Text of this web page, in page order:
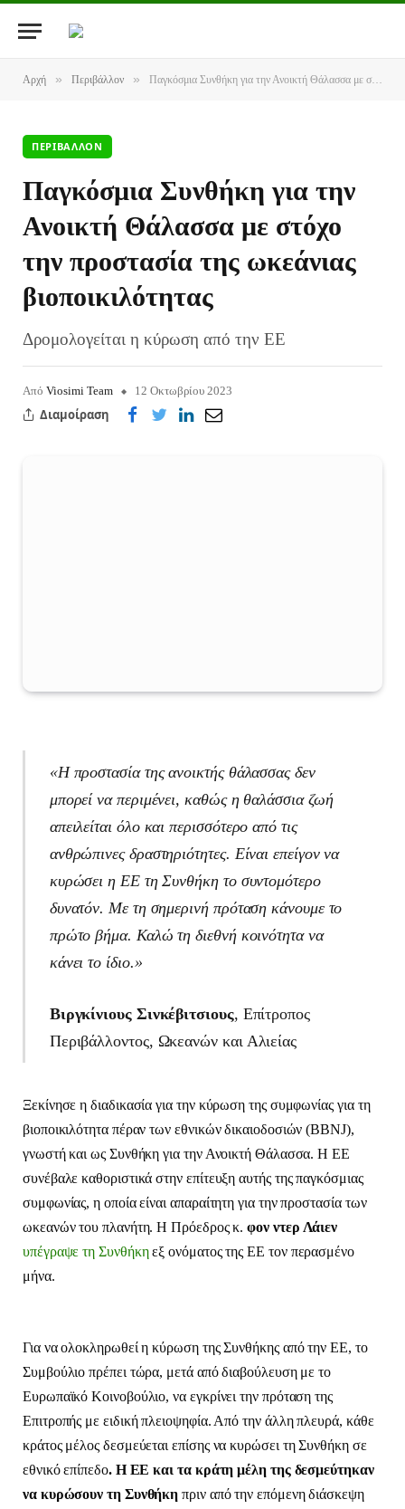
Αρχή » Περιβάλλον » Παγκόσμια Συνθήκη για την Ανοικτή Θάλασσα με στόχο την προστασία της ωκεάνιας βιοποικιλότητας
ΠΕΡΙΒΆΛΛΟΝ
Παγκόσμια Συνθήκη για την
Ανοικτή Θάλασσα με στόχο
την προστασία της ωκεάνιας
βιοποικιλότητας
Δρομολογείται η κύρωση από την ΕΕ
Από Viosimi Team 12 Οκτωβρίου 2023
Διαμοίραση
«Η προστασία της ανοικτής θάλασσας δεν
μπορεί να περιμένει, καθώς η θαλάσσια ζωή
απειλείται όλο και περισσότερο από τις
ανθρώπινες δραστηριότητες. Είναι επείγον να
κυρώσει η ΕΕ τη Συνθήκη το συντομότερο
δυνατόν. Με τη σημερινή πρόταση κάνουμε το
πρώτο βήμα. Καλώ τη διεθνή κοινότητα να
κάνει το ίδιο.»
Βιργκίνιους Σινκέβιτσιους, Επίτροπος
Περιβάλλοντος, Ωκεανών και Αλιείας
Ξεκίνησε η διαδικασία για την κύρωση της συμφωνίας για τη
βιοποικιλότητα πέραν των εθνικών δικαιοδοσιών (BBNJ),
γνωστή και ως Συνθήκη για την Ανοικτή Θάλασσα. Η ΕΕ
συνέβαλε καθοριστικά στην επίτευξη αυτής της παγκόσμιας
συμφωνίας, η οποία είναι απαραίτητη για την προστασία των
ωκεανών του πλανήτη. Η Πρόεδρος κ.φον ντερ Λάιεν
υπέγραψε τη Συνθήκηεξ ονόματος της ΕΕ τον περασμένο
μήνα.
Για να ολοκληρωθεί η κύρωση της Συνθήκης από την ΕΕ, το
Συμβούλιο πρέπει τώρα, μετά από διαβούλευση με το
Ευρωπαϊκό Κοινοβούλιο, να εγκρίνει την πρόταση της
Επιτροπής με ειδική πλειοψηφία. Από την άλλη πλευρά, κάθε
κράτος μέλος δεσμεύεται επίσης να κυρώσει τη Συνθήκη σε
εθνικό επίπεδο. Η ΕΕ και τα κράτη μέλη της δεσμεύτηκαν
να κυρώσουν τη Συνθήκη πριν από την επόμενη διάσκεψη